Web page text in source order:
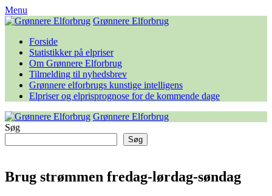
Skip
to
Menu
Grønnere Elforbrug
Forside
Statistikker på elpriser
Om Grønnere Elforbrug
Tilmelding til nyhedsbrev
Grønnere elforbrugs kunstige intelligens
Elpriser og elprisprognose for de kommende dage
Grønnere Elforbrug
Søg
Søg
Brug strømmen fredag-lørdag-søndag